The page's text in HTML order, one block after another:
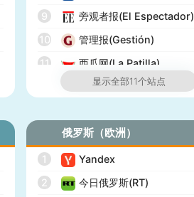
9
旁观者报(El Espectador)
10
管理报(Gestión)
11
西瓜网(La Patilla)
显示全部11个站点
俄罗斯（欧洲）
1
Yandex
2
今日俄罗斯(RT)